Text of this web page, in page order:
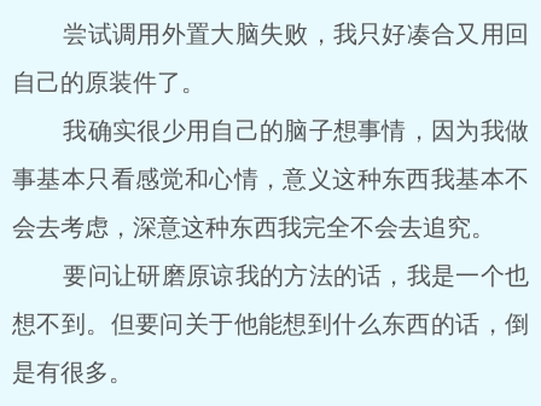
尝试调用外置大脑失败，我只好凑合又用回
自己的原装件了。
我确实很少用自己的脑子想事情，因为我做
事基本只看感觉和心情，意义这种东西我基本不
会去考虑，深意这种东西我完全不会去追究。
要问让研磨原谅我的方法的话，我是一个也
想不到。但要问关于他能想到什么东西的话，倒
是有很多。